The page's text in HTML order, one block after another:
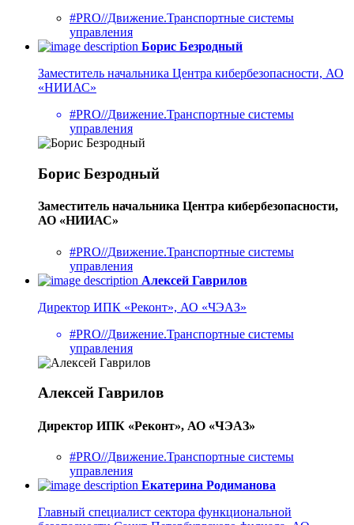
#PRO//Движение.Транспортные системы
управления
Борис Безродный
Заместитель начальника Центра кибербезопасности, АО
«НИИАС»
#PRO//Движение.Транспортные системы
управления
Борис Безродный
Заместитель начальника Центра кибербезопасности,
АО «НИИАС»
#PRO//Движение.Транспортные системы
управления
Алексей Гаврилов
Директор ИПК «Реконт», АО «ЧЭАЗ»
#PRO//Движение.Транспортные системы
управления
Алексей Гаврилов
Директор ИПК «Реконт», АО «ЧЭАЗ»
#PRO//Движение.Транспортные системы
управления
Екатерина Родиманова
Главный специалист сектора функциональной